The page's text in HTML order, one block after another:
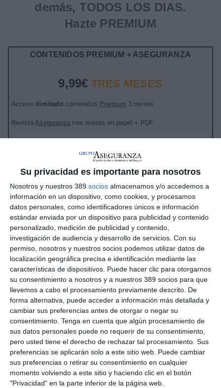
Su privacidad es importante para nosotros
Nosotros y nuestros 389 socios almacenamos y/o accedemos a
información en un dispositivo, como cookies, y procesamos
datos personales, como identificadores únicos e información
estándar enviada por un dispositivo para publicidad y contenido
personalizado, medición de publicidad y contenido,
investigación de audiencia y desarrollo de servicios. Con su
permiso, nosotros y nuestros socios podemos utilizar datos de
localización geográfica precisa e identificación mediante las
características de dispositivos. Puede hacer clic para otorgarnos
su consentimiento a nosotros y a nuestros 389 socios para que
llevemos a cabo el procesamiento previamente descrito. De
forma alternativa, puede acceder a información más detallada y
cambiar sus preferencias antes de otorgar o negar su
consentimiento. Tenga en cuenta que algún procesamiento de
sus datos personales puede no requerir de su consentimiento,
pero usted tiene el derecho de rechazar tal procesamiento. Sus
preferencias se aplicarán solo a este sitio web. Puede cambiar
sus preferencias o retirar su consentimiento en cualquier
momento volviendo a este sitio y haciendo clic en el botón
"Privacidad" en la parte inferior de la página web.
demás, TODOS LOS DIAS.
Hazte PREMIUM
CONTENIDOS PREMIUM + ASEGURANZA
9,99€ TRES MESES
Acceso ilimitado contenidos Premium 3 meses
RevistaAseguranza tres meses en papel + PDF
19,99€ tres meses
LO QUIERO
CONTENIDOS PREMIUM + ASEGURANZA
69€AL AÑO
Accesoilimitado contenidos Premiumdurante 1 año
RevistaAseguranza1 año en papel + PDF
Sin compromiso de permanencia
Después73€/año
LO QUIERO